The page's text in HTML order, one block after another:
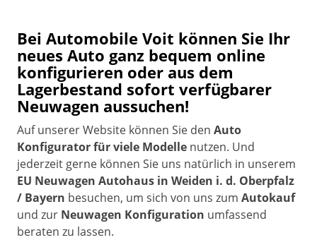
Bei Automobile Voit können Sie Ihr
neues Auto ganz bequem online
konfigurieren oder aus dem
Lagerbestand sofort verfügbarer
Neuwagen aussuchen!
Auf unserer Website können Sie den Auto
Konfigurator für viele Modelle nutzen. Und
jederzeit gerne können Sie uns natürlich in unserem
EU Neuwagen Autohaus in Weiden i. d. Oberpfalz
/ Bayern besuchen, um sich von uns zum Autokauf
und zur Neuwagen Konfiguration umfassend
beraten zu lassen.